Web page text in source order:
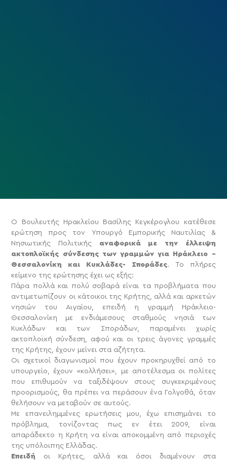
Ο Βουλευτής Ηρακλείου Βασίλης Κεγκέρογλου κατέθεσε
ερώτηση προς τον Υπουργό Εμπορικής Ναυτιλίας &
Νησιωτικής Πολιτικής αναφορικά με την έλλειψη
ακτοπλοϊκής σύνδεσης των γραμμών για Ηράκλειο –
Θεσσαλονίκη και Κυκλάδες- Σποράδες. Το πλήρες
κείμενο της ερώτησης έχει ως εξής:
Πάρα πολλά και πολύ σοβαρά είναι τα προβλήματα που
αντιμετωπίζουν οι κάτοικοι της Κρήτης, αλλά και αρκετών
νησιών του Αιγαίου, επειδή η γραμμή Ηράκλειο-
Θεσσαλονίκη με ενδιάμεσους σταθμούς νησιά των
Κυκλάδων και των Σποράδων, παραμένει χωρίς
ακτοπλοϊκή σύνδεση, αφού και οι τρεις άγονες γραμμές
της Κρήτης, έχουν μείνει στα αζήτητα.
Οι σχετικοί διαγωνισμοί που έχουν προκηρυχθεί από το
υπουργείο, έχουν «κολλήσει», με αποτέλεσμα οι πολίτες
που επιθυμούν να ταξιδέψουν στους συγκεκριμένους
προορισμούς, θα πρέπει να περάσουν ένα Γολγοθά, όταν
θελήσουν να μεταβούν σε αυτούς.
Με επανειλημμένες ερωτήσεις μου, έχω επισημάνει το
πρόβλημα, τονίζοντας πως εν έτει 2009, είναι
απαράδεκτο η Κρήτη να είναι αποκομμένη από περιοχές
της υπόλοιπης Ελλάδας.
Επειδή οι Κρήτες, αλλά και όσοι διαμένουν στα